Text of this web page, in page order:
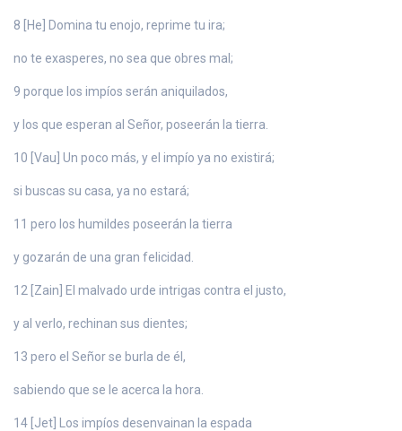
8 [He] Domina tu enojo, reprime tu ira;
no te exasperes, no sea que obres mal;
9 porque los impíos serán aniquilados,
y los que esperan al Señor, poseerán la tierra.
10 [Vau] Un poco más, y el impío ya no existirá;
si buscas su casa, ya no estará;
11 pero los humildes poseerán la tierra
y gozarán de una gran felicidad.
12 [Zain] El malvado urde intrigas contra el justo,
y al verlo, rechinan sus dientes;
13 pero el Señor se burla de él,
sabiendo que se le acerca la hora.
14 [Jet] Los impíos desenvainan la espada